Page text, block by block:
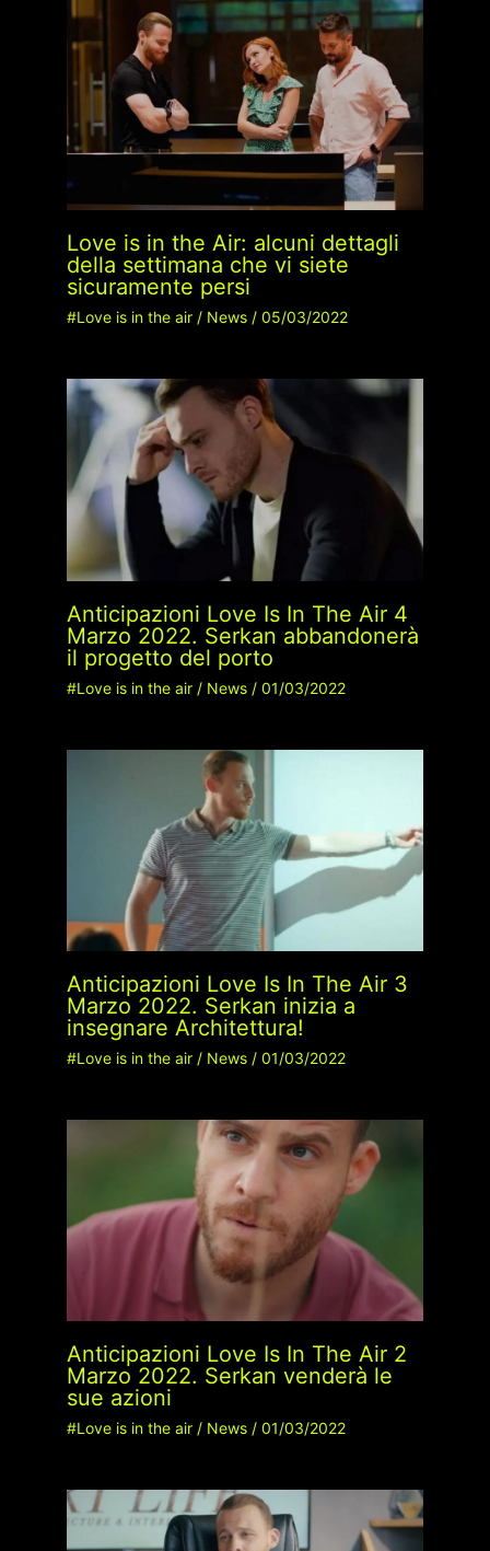
Love is in the Air: alcuni dettagli
della settimana che vi siete
sicuramente persi
#Love is in the air/ News/ 05/03/2022
Anticipazioni Love Is In The Air 4
Marzo 2022. Serkan abbandonerà
il progetto del porto
#Love is in the air/ News/ 01/03/2022
Anticipazioni Love Is In The Air 3
Marzo 2022. Serkan inizia a
insegnare Architettura!
#Love is in the air/ News/ 01/03/2022
Anticipazioni Love Is In The Air 2
Marzo 2022. Serkan venderà le
sue azioni
#Love is in the air/ News/ 01/03/2022